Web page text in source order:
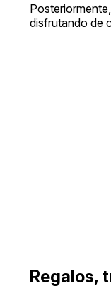
disfrutando de
Regalos,